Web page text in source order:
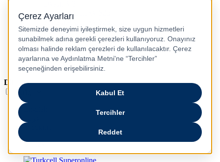
Samsung Galaxy S25
Samsung Galaxy S25 Ultra
PS5 / Playstation 5
PS4 / Playstation 4
Nintendo Switch
Xbox Series S
Xbox Series X
Dil
Türkçe